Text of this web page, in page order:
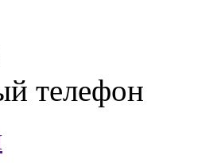
телефон